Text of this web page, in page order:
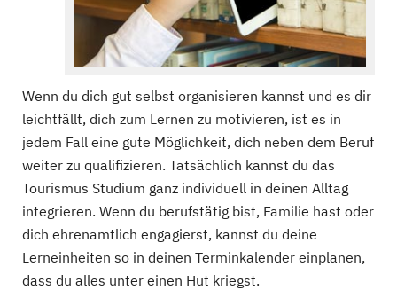
Wenn du dich gut selbst organisieren kannst und es dir
leichtfällt, dich zum Lernen zu motivieren, ist es in
jedem Fall eine gute Möglichkeit, dich neben dem Beruf
weiter zu qualifizieren. Tatsächlich kannst du das
Tourismus Studium ganz individuell in deinen Alltag
integrieren. Wenn du berufstätig bist, Familie hast oder
dich ehrenamtlich engagierst, kannst du deine
Lerneinheiten so in deinen Terminkalender einplanen,
dass du alles unter einen Hut kriegst.